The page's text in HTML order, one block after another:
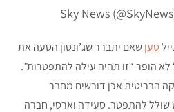
טעןשאם יתברר שג’ונסון הטעה את
הופר “זו תהיה עילה להתפטרות”.
הבריטית אכן דורשים מחבר
להתפטר. סעידה וארסי, חברה